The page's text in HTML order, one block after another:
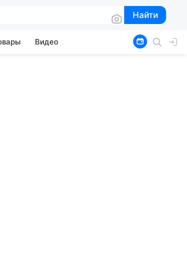
Найти
Найти
Видео